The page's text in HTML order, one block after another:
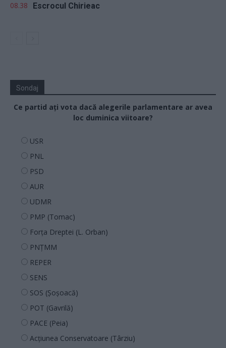
08.38 Escrocul Chirieac
Sondaj
Ce partid ați vota dacă alegerile parlamentare ar avea
loc duminica viitoare?
USR
PNL
PSD
AUR
UDMR
PMP (Tomac)
Forța Dreptei (L. Orban)
PNȚMM
REPER
SENS
SOS (Șoșoacă)
POT (Gavrilă)
PACE (Peia)
Acțiunea Conservatoare (Târziu)